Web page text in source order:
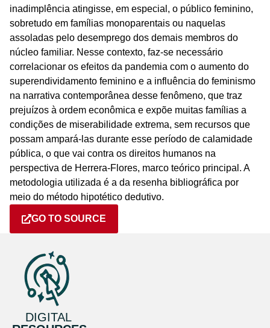
inadimplência atingisse, em especial, o público feminino,
sobretudo em famílias monoparentais ou naquelas
assoladas pelo desemprego dos demais membros do
núcleo familiar. Nesse contexto, faz-se necessário
correlacionar os efeitos da pandemia com o aumento do
superendividamento feminino e a influência do feminismo
na narrativa contemporânea desse fenômeno, que traz
prejuízos à ordem econômica e expõe muitas famílias a
condições de miserabilidade extrema, sem recursos que
possam ampará-las durante esse período de calamidade
pública, o que vai contra os direitos humanos na
perspectiva de Herrera-Flores, marco teórico principal. A
metodologia utilizada é a da resenha bibliográfica por
meio do método hipotético dedutivo.
GO TO SOURCE
DIGITAL